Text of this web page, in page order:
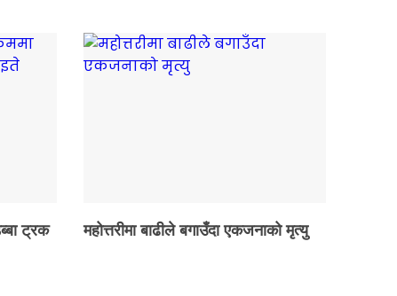
ट्रक
महोत्तरीमा बाढीले बगाउँदा एकजनाको मृत्यु